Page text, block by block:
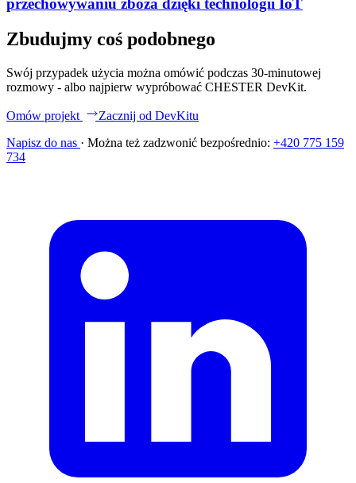
przechowywaniu zboża dzięki technologii IoT
Zbudujmy coś podobnego
Swój przypadek użycia można omówić podczas 30-minutowej
rozmowy - albo najpierw wypróbować CHESTER DevKit.
Omów projekt
Zacznij od DevKitu
Napisz do nas · Można też zadzwonić bezpośrednio: +420 775 159
734